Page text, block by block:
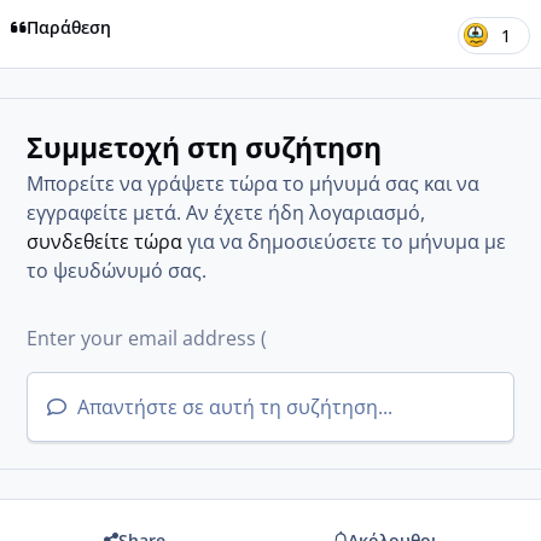
Παράθεση 1
Συμμετοχή στη συζήτηση
Μπορείτε να γράψετε τώρα το μήνυμά σας και να
εγγραφείτε μετά. Αν έχετε ήδη λογαριασμό,
συνδεθείτε τώραγια να δημοσιεύσετε το μήνυμα με
το ψευδώνυμό σας.
Απαντήστε σε αυτή τη συζήτηση...